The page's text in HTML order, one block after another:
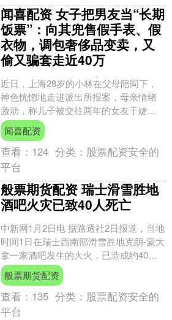
闻喜配资 女子把男友当“长期
饭票”：向其兜售假手表、假
衣物，调包奢侈品变卖，又
偷又骗套走近40万
近日，上海28岁的小林在父母陪同下，
神色恍惚地走进派出所报案，母亲情绪
激动，称儿子被交往两年的女友于婕欺
骗、偷窃。据小林初步统计，自己被骗
近40万元。 小林回忆....
闻喜配资
查看： 124 分类： 股票配资安全的
平台
般票期货配资 瑞士滑雪胜地
酒吧火灾已致40人死亡
中新网1月2日电 据路透社2日报道，当地
时间1日在瑞士西南部滑雪胜地克朗-蒙大
拿一家酒吧发生的大火，已造成约40人
死亡、115人受伤。 当地警方称，火灾发
生在当....
般票期货配资
查看： 135 分类： 股票配资安全的
平台